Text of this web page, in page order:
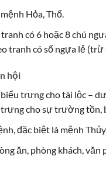
Hỏa, Thổ.
có 6 hoặc 8 chú
tranh có số ngựa lẻ (trừ
hội
trưng cho tài lộc –
trưng cho sự trường tồn,
đặc biệt là mệnh
ăn, phòng khách, văn